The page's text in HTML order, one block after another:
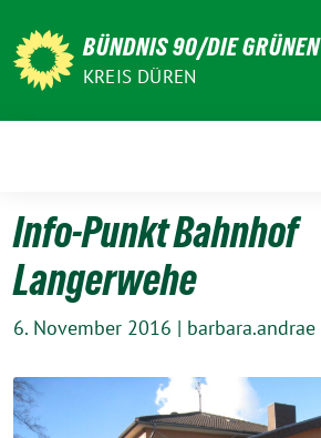
zum
Inhalt
BÜNDNIS 90/DIE GRÜNEN
KREIS DÜREN
Info-Punkt Bahnhof
Langerwehe
6. November 2016 | barbara.andrae